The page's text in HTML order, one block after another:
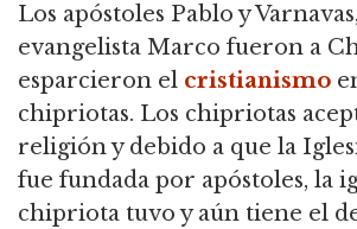
Los apóstoles Pablo y
evangelista Marco fueron a
esparcieron el cristianismo
chipriotas. Los chipriotas
religión y debido a que la
fue fundada por apóstoles, la
chipriota tuvo y aún tiene el